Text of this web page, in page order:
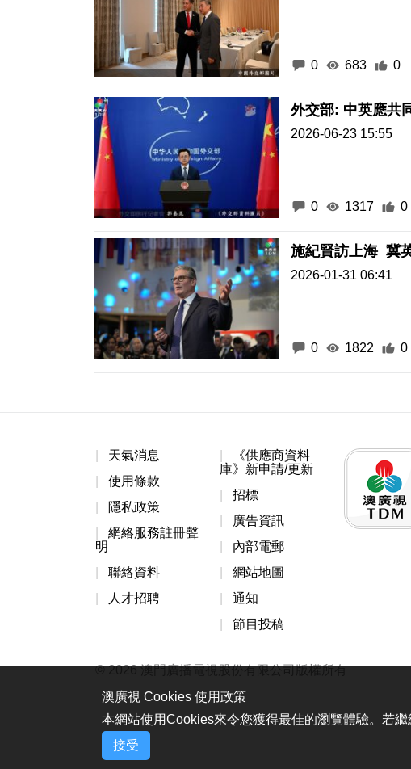
0 683 0
外交部: 中英應共
2026-06-23 15:55
0 1317 0
施紀賢訪上海 冀
2026-01-31 06:41
0 1822 0
天氣消息
使用條款
隱私政策
網絡服務註冊聲
明
聯絡資料
人才招聘
《供應商資料
庫》新申請/更新
招標
廣告資訊
內部電郵
網站地圖
通知
節目投稿
© 2026 澳門廣播電視股份有限公司版權所有
澳廣視 Cookies 使用政策
本網站使用Cookies來令您獲得最佳的瀏覽體驗。若
接受